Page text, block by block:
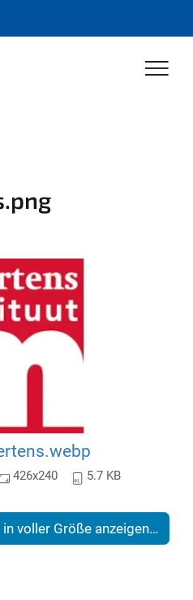
426x240 5.7 KB
in voller Größe anzeigen…